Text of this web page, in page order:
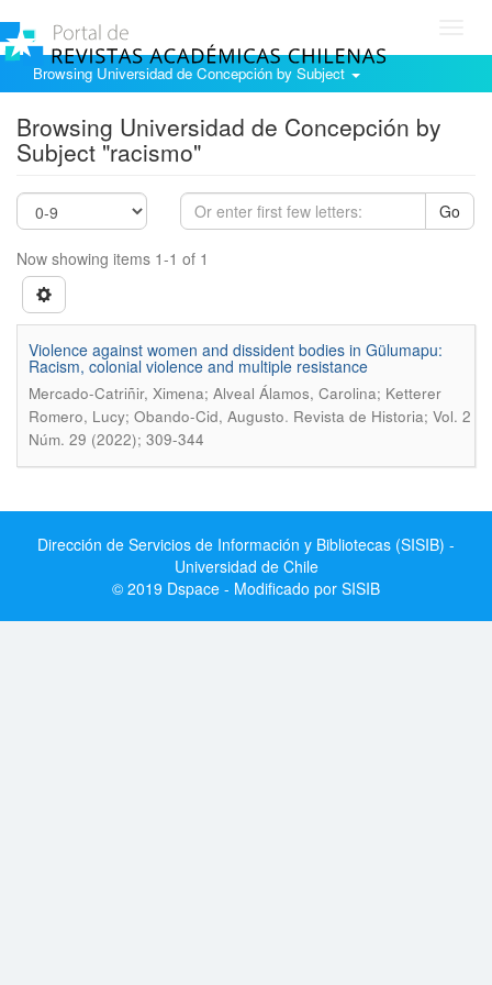
Browsing Universidad de Concepción by Subject
Browsing Universidad de Concepción by
Subject "racismo"
Go
Now showing items 1-1 of 1
Violence against women and dissident bodies in Gülumapu:
Racism, colonial violence and multiple resistance
Mercado-Catriñir, Ximena; Alveal Álamos, Carolina; Ketterer
Romero, Lucy; Obando-Cid, Augusto. Revista de Historia; Vol. 2
Núm. 29 (2022); 309-344
Dirección de Servicios de Información y Bibliotecas (SISIB) -
Universidad de Chile
© 2019 Dspace - Modificado por SISIB